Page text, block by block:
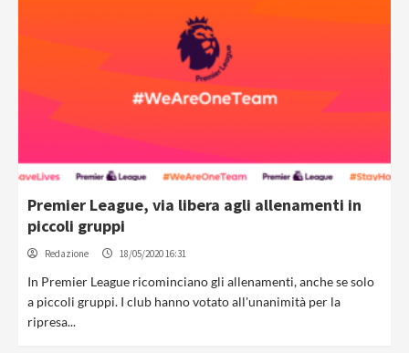
Premier League, via libera agli allenamenti in
piccoli gruppi
Redazione 18/05/2020 16:31
In Premier League ricominciano gli allenamenti, anche se solo
a piccoli gruppi. I club hanno votato all'unanimità per la
ripresa...